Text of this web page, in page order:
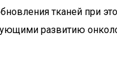
тканей при
развитию